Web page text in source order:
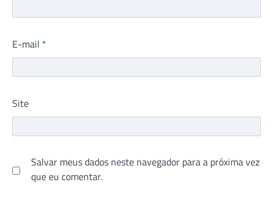
E-mail *
Site
Salvar meus dados neste navegador para a próxima vez
que eu comentar.